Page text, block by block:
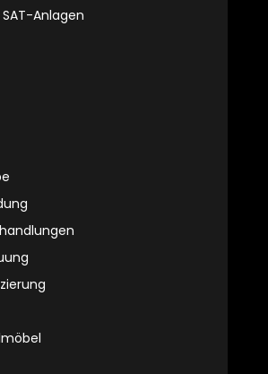
Anlagen